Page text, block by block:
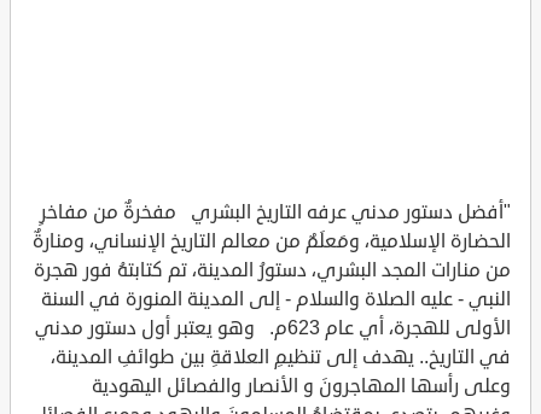
"أفضل دستور مدني عرفه التاريخ البشري مفخرةٌ من مفاخرِ
الحضارة الإسلامية، ومَعلَمٌ من معالم التاريخ الإنساني، ومنارةٌ
من منارات المجد البشري، دستورُ المدينة، تم كتابتهُ فور هجرة
النبي - عليه الصلاة والسلام - إلى المدينة المنورة في السنة
الأولى للهجرة، أي عام 623م. وهو يعتبر أول دستور مدني
في التاريخ.. يهدف إلى تنظيمِ العلاقةِ بين طوائفِ المدينة،
وعلى رأسها المهاجرونَ و الأنصار والفصائل اليهودية